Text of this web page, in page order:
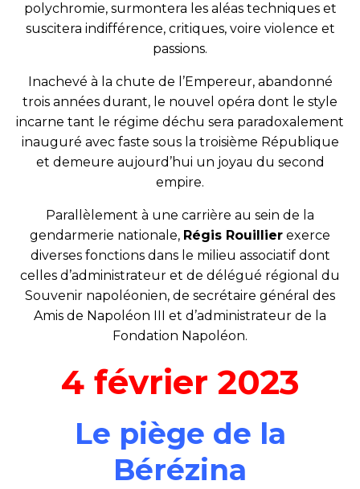
polychromie, surmontera les aléas techniques et
suscitera indifférence, critiques, voire violence et
passions.
Inachevé à la chute de l’Empereur, abandonné
trois années durant, le nouvel opéra dont le style
incarne tant le régime déchu sera paradoxalement
inauguré avec faste sous la troisième République
et demeure aujourd’hui un joyau du second
empire.
Parallèlement à une carrière au sein de la
gendarmerie nationale, Régis Rouillier exerce
diverses fonctions dans le milieu associatif dont
celles d’administrateur et de délégué régional du
Souvenir napoléonien, de secrétaire général des
Amis de Napoléon III et d’administrateur de la
Fondation Napoléon.
4 février 2023
Le piège de la
Bérézina